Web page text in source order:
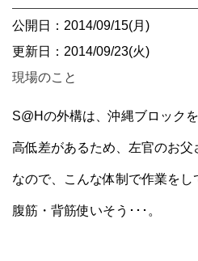
公開日：2014/09/15(月)
更新日：2014/09/23(火)
現場のこと
S@Hの外構は、沖縄ブロック
高低差があるため、左官のお父
なので、こんな体制で作業をし
腹筋・背筋使いそう･･･。